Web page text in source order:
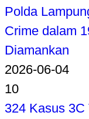
Polda
Crime dalam
Diamankan
2026-06-04
10
324 Kasus 3C